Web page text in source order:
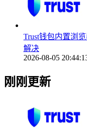
Trust钱包内置浏
解决
2026-08-05
刚刚更新